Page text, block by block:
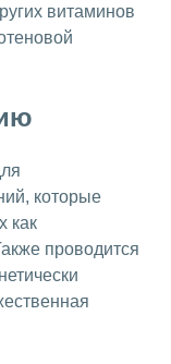
витаминов
которые
как
проводится